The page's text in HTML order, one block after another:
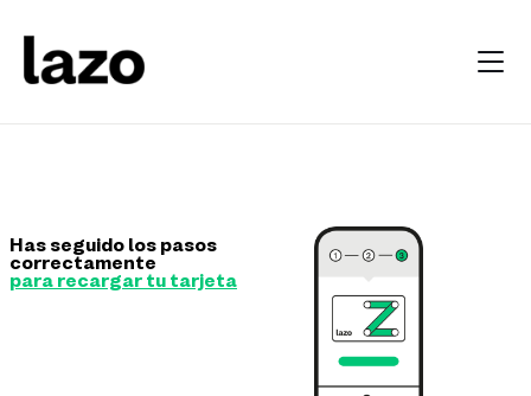
Has seguido los pasos
correctamente
para recargar tu tarjeta